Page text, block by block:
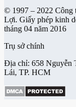
© 1997 – 2022 Công
Lợi. Giấy phép kinh
tháng 04 năm 2016
Trụ sở chính
Địa chỉ: 658 Nguyễn
Lái, TP. HCM